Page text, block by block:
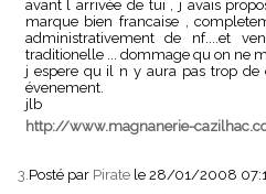
avant l arrivée de tui , j avais
marque bien francaise ,
administrativement de nf....et
traditionelle ... dommage qu on ne
j espere qu il n y aura pas trop de
évenement.
jlb
http://www.magnanerie-
3. Posté par Pirate le 28/01/2008